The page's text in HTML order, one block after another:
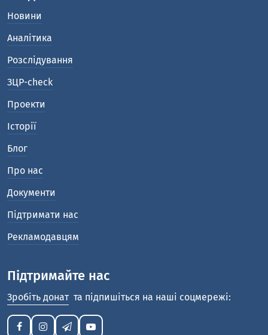
Новини
Аналітика
Розслідування
ЗЦР-check
Проекти
Історії
Блог
Про нас
Документи
Підтримати нас
Рекламодавцям
Підтримайте нас
Зробіть донат та підпишіться на наші соцмережі: